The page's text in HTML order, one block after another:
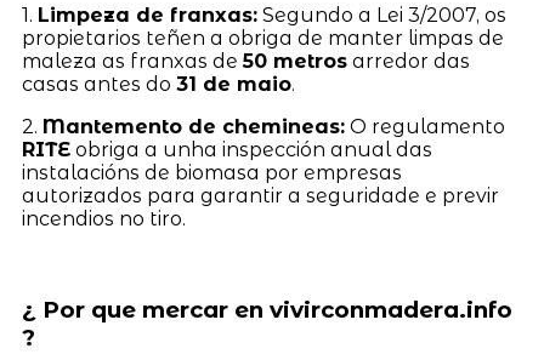
1. Limpeza de franxas:Segundo a Lei 3/2007, os
propietarios teñen a obriga de manter limpas de
maleza as franxas de50 metrosarredor das
casas antes do 31 de maio.
2. Mantemento de chemineas:O regulamento
RITEobriga a unha inspección anual das
instalacións de biomasa por empresas
autorizados para garantir a seguridade e previr
incendios no tiro.
¿ Por que mercar en vivirconmadera.info
?